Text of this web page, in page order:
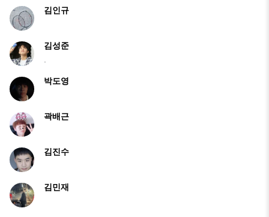
김인규
김성준
.
박도영
곽배근
김진수
김민재